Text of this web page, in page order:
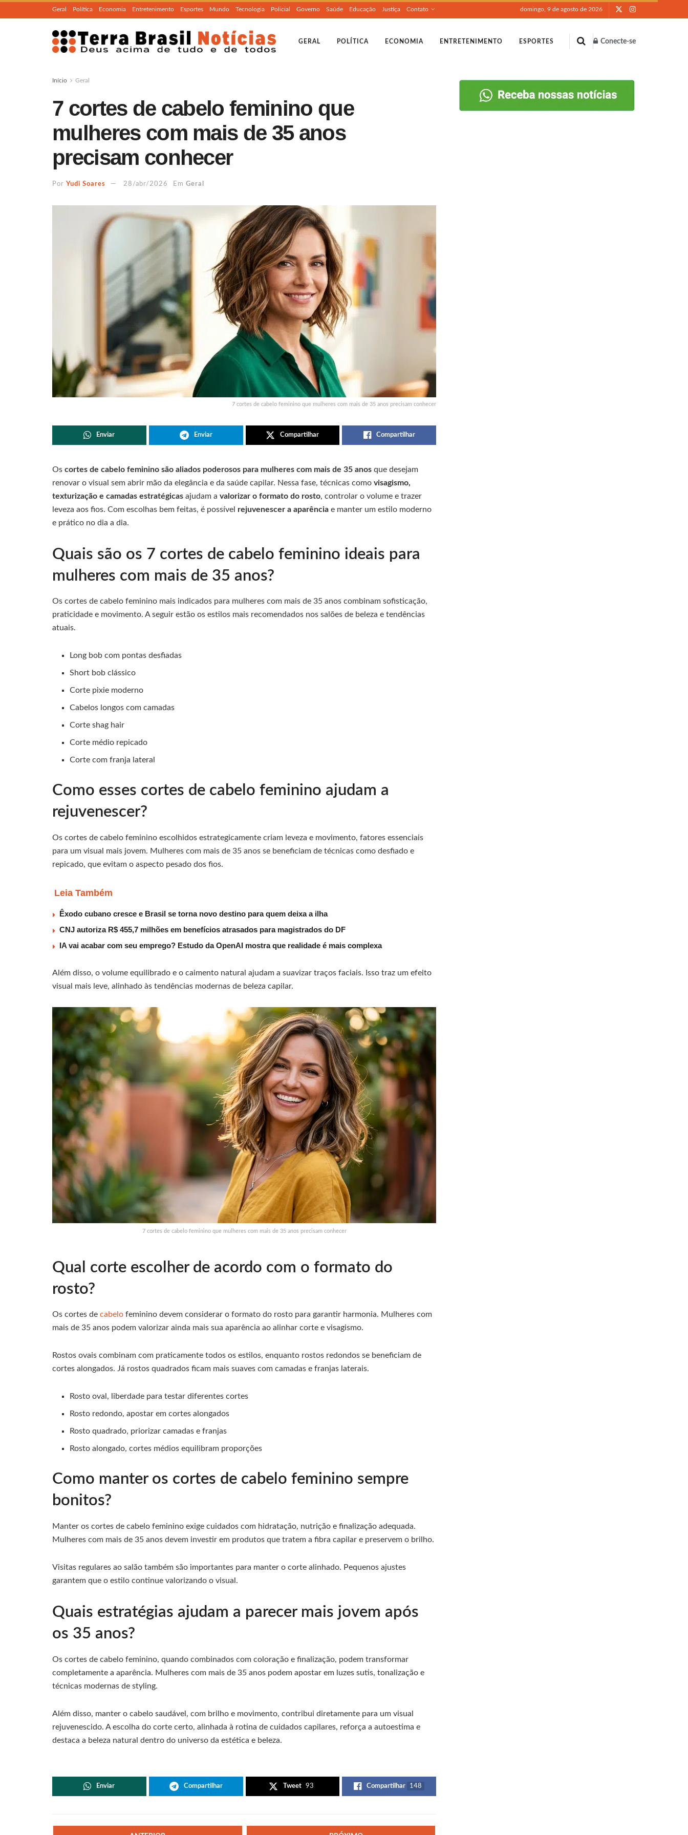
Geral Política Economia Entretenimento Esportes Mundo Tecnologia Policial Governo Saúde Educação Justiça Contato domingo, 9 de agosto de 2026
GERAL POLÍTICA ECONOMIA ENTRETENIMENTO ESPORTES Conecte-se
Início Geral
7 cortes de cabelo feminino que
mulheres com mais de 35 anos
precisam conhecer
Por Yudi Soares 28/abr/2026 Em Geral
7 cortes de cabelo feminino que mulheres com mais de 35 anos precisam conhecer
Enviar Enviar Compartilhar Compartilhar
Os cortes de cabelo feminino são aliados poderosos para mulheres com mais de 35 anos que desejam
renovar o visual sem abrir mão da elegância e da saúde capilar. Nessa fase, técnicas como visagismo,
texturização e camadas estratégicas ajudam a valorizar o formato do rosto, controlar o volume e trazer
leveza aos fios. Com escolhas bem feitas, é possível rejuvenescer a aparência e manter um estilo moderno
e prático no dia a dia.
Quais são os 7 cortes de cabelo feminino ideais para
mulheres com mais de 35 anos?
Os cortes de cabelo feminino mais indicados para mulheres com mais de 35 anos combinam sofisticação,
praticidade e movimento. A seguir estão os estilos mais recomendados nos salões de beleza e tendências
atuais.
Long bob com pontas desfiadas
Short bob clássico
Corte pixie moderno
Cabelos longos com camadas
Corte shag hair
Corte médio repicado
Corte com franja lateral
Como esses cortes de cabelo feminino ajudam a
rejuvenescer?
Os cortes de cabelo feminino escolhidos estrategicamente criam leveza e movimento, fatores essenciais
para um visual mais jovem. Mulheres com mais de 35 anos se beneficiam de técnicas como desfiado e
repicado, que evitam o aspecto pesado dos fios.
Leia Também
Êxodo cubano cresce e Brasil se torna novo destino para quem deixa a ilha
CNJ autoriza R$ 455,7 milhões em benefícios atrasados para magistrados do DF
IA vai acabar com seu emprego? Estudo da OpenAI mostra que realidade é mais complexa
Além disso, o volume equilibrado e o caimento natural ajudam a suavizar traços faciais. Isso traz um efeito
visual mais leve, alinhado às tendências modernas de beleza capilar.
7 cortes de cabelo feminino que mulheres com mais de 35 anos precisam conhecer
Qual corte escolher de acordo com o formato do
rosto?
Os cortes de cabelo feminino devem considerar o formato do rosto para garantir harmonia. Mulheres com
mais de 35 anos podem valorizar ainda mais sua aparência ao alinhar corte e visagismo.
Rostos ovais combinam com praticamente todos os estilos, enquanto rostos redondos se beneficiam de
cortes alongados. Já rostos quadrados ficam mais suaves com camadas e franjas laterais.
Rosto oval, liberdade para testar diferentes cortes
Rosto redondo, apostar em cortes alongados
Rosto quadrado, priorizar camadas e franjas
Rosto alongado, cortes médios equilibram proporções
Como manter os cortes de cabelo feminino sempre
bonitos?
Manter os cortes de cabelo feminino exige cuidados com hidratação, nutrição e finalização adequada.
Mulheres com mais de 35 anos devem investir em produtos que tratem a fibra capilar e preservem o brilho.
Visitas regulares ao salão também são importantes para manter o corte alinhado. Pequenos ajustes
garantem que o estilo continue valorizando o visual.
Quais estratégias ajudam a parecer mais jovem após
os 35 anos?
Os cortes de cabelo feminino, quando combinados com coloração e finalização, podem transformar
completamente a aparência. Mulheres com mais de 35 anos podem apostar em luzes sutis, tonalização e
técnicas modernas de styling.
Além disso, manter o cabelo saudável, com brilho e movimento, contribui diretamente para um visual
rejuvenescido. A escolha do corte certo, alinhada à rotina de cuidados capilares, reforça a autoestima e
destaca a beleza natural dentro do universo da estética e beleza.
Enviar Compartilhar Tweet 93 Compartilhar 148